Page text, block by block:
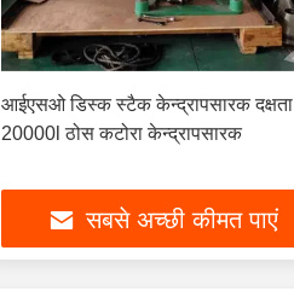
आईएसओ डिस्क स्टैक केन्द्रापसारक दक्षता
20000l ठोस कटोरा केन्द्रापसारक
सबसे अच्छी कीमत पाएं